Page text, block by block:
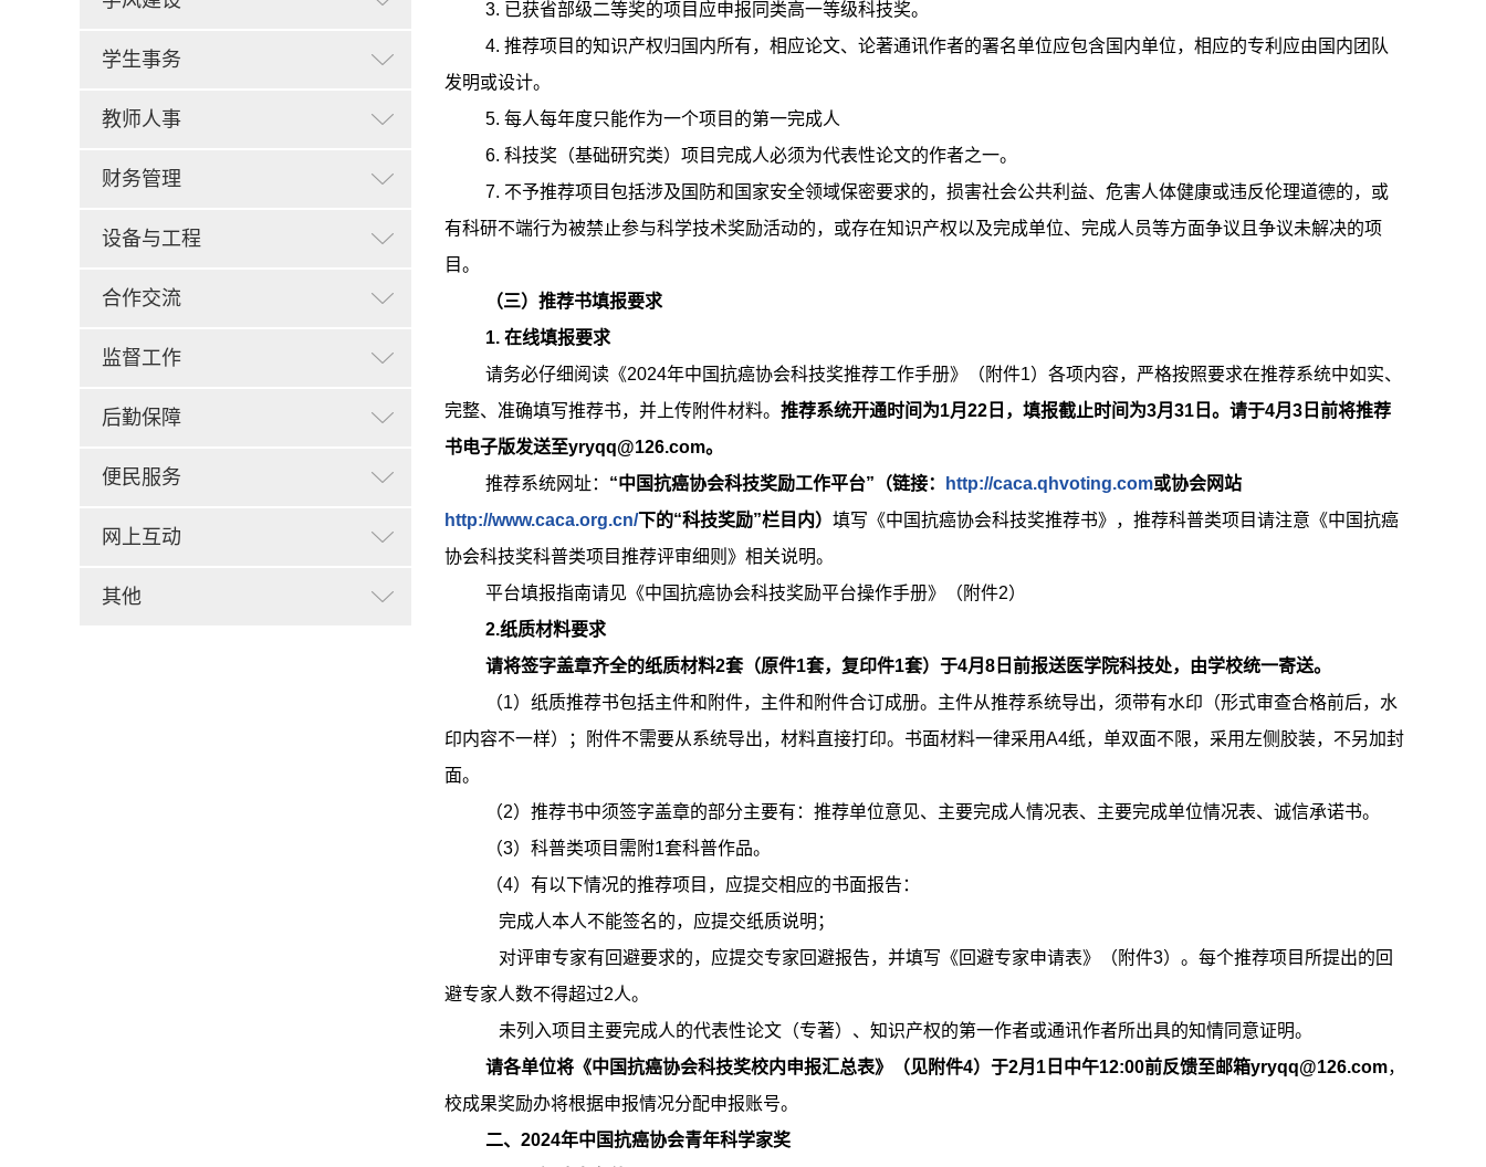
学生事务
教师人事
财务管理
设备与工程
合作交流
监督工作
后勤保障
便民服务
网上互动
其他
3. 已获省部级二等奖的项目应申报同类高一等级科技奖。
4. 推荐项目的知识产权归国内所有，相应论文、论著通讯作者的署名单位应包含国内单位，相应的专利应由国内团队
发明或设计。
5. 每人每年度只能作为一个项目的第一完成人
6. 科技奖（基础研究类）项目完成人必须为代表性论文的作者之一。
7. 不予推荐项目包括涉及国防和国家安全领域保密要求的，损害社会公共利益、危害人体健康或违反伦理道德的，或
有科研不端行为被禁止参与科学技术奖励活动的，或存在知识产权以及完成单位、完成人员等方面争议且争议未解决的项
目。
（三）推荐书填报要求
1. 在线填报要求
请务必仔细阅读《2024年中国抗癌协会科技奖推荐工作手册》（附件1）各项内容，严格按照要求在推荐系统中如实、
完整、准确填写推荐书，并上传附件材料。 推荐系统开通时间为1月22日，填报截止时间为3月31日。请于4月3日前将推荐
书电子版发送至yryqq@126.com。
推荐系统网址： “中国抗癌协会科技奖励工作平台”（链接： http://caca.qhvoting.com或协会网站
http://www.caca.org.cn/下的“科技奖励”栏目内） 填写《中国抗癌协会科技奖推荐书》，推荐科普类项目请注意《中国抗癌
协会科技奖科普类项目推荐评审细则》相关说明。
平台填报指南请见《中国抗癌协会科技奖励平台操作手册》（附件2）
2.纸质材料要求
请将签字盖章齐全的纸质材料2套（原件1套，复印件1套）于4月8日前报送医学院科技处，由学校统一寄送。
（1）纸质推荐书包括主件和附件，主件和附件合订成册。主件从推荐系统导出，须带有水印（形式审查合格前后，水
印内容不一样）；附件不需要从系统导出，材料直接打印。书面材料一律采用A4纸，单双面不限，采用左侧胶装，不另加封
面。
（2）推荐书中须签字盖章的部分主要有：推荐单位意见、主要完成人情况表、主要完成单位情况表、诚信承诺书。
（3）科普类项目需附1套科普作品。
（4）有以下情况的推荐项目，应提交相应的书面报告：
完成人本人不能签名的，应提交纸质说明；
对评审专家有回避要求的，应提交专家回避报告，并填写《回避专家申请表》（附件3）。每个推荐项目所提出的回
避专家人数不得超过2人。
未列入项目主要完成人的代表性论文（专著）、知识产权的第一作者或通讯作者所出具的知情同意证明。
请各单位将《中国抗癌协会科技奖校内申报汇总表》（见附件4）于2月1日中午12:00前反馈至邮箱yryqq@126.com，
校成果奖励办将根据申报情况分配申报账号。
二、2024年中国抗癌协会青年科学家奖